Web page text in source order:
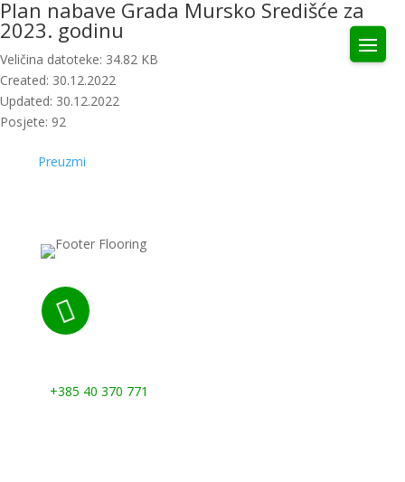
Plan nabave Grada Mursko Središće za
2023. godinu
Veličina datoteke: 34.82 KB
Created: 30.12.2022
Updated: 30.12.2022
Posjete: 92
Preuzmi

+385 40 370 771